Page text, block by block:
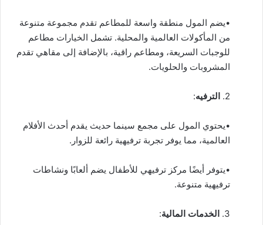
•يضم المول منطقة واسعة للمطاعم تقدم مجموعة متنوعة
من المأكولات العالمية والمحلية. تشمل الخيارات مطاعم
للوجبات السريعة، ومطاعم راقية، بالإضافة إلى مقاهي تقدم
المشروبات والحلويات.
2. الترفيه:
•يحتوي المول على مجمع سينما حديث يقدم أحدث الأفلام
العالمية، مما يوفر تجربة ترفيهية رائعة للزوار.
•يتوفر أيضًا مركز ترفيهي للأطفال يضم ألعابًا ونشاطات
ترفيهية متنوعة.
3. الخدمات المالية: